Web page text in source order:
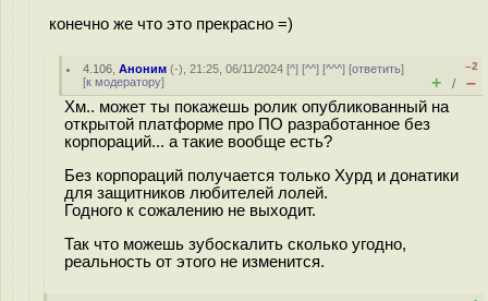
конечно же что это прекрасно =)
4.106 ,Аноним (-), 21:25, 06/11/2024 [^] [^^] [^^^] [ответить]
[к модератору]
–2
+ / –
Хм.. может ты покажешь ролик опубликованный на
открытой платформе про ПО разработанное без
корпораций... а такие вообще есть?
Без корпораций получается только Хурд и донатики
для защитников любителей лолей.
Годного к сожалению не выходит.
Так что можешь зубоскалить сколько угодно,
реальность от этого не изменится.